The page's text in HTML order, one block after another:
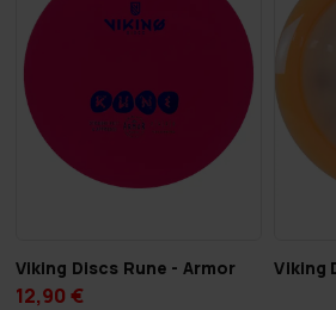
Viking Discs Rune - Armor
12,90 €
Viking